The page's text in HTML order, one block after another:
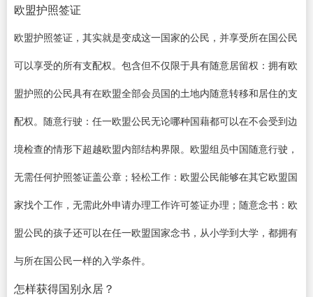
欧盟护照签证
欧盟护照签证，其实就是变成这一国家的公民，并享受所在国公民
可以享受的所有支配权。包含但不仅限于具有随意居留权：拥有欧
盟护照的公民具有在欧盟全部会员国的土地内随意转移和居住的支
配权。随意行驶：任一欧盟公民无论哪种国藉都可以在不会受到边
境检查的情形下超越欧盟内部结构界限。欧盟组员中国随意行驶，
无需任何护照签证盖公章；轻松工作：欧盟公民能够在其它欧盟国
家找个工作，无需此外申请办理工作许可签证办理；随意念书：欧
盟公民的孩子还可以在任一欧盟国家念书，从小学到大学，都拥有
与所在国公民一样的入学条件。
怎样获得国别永居？